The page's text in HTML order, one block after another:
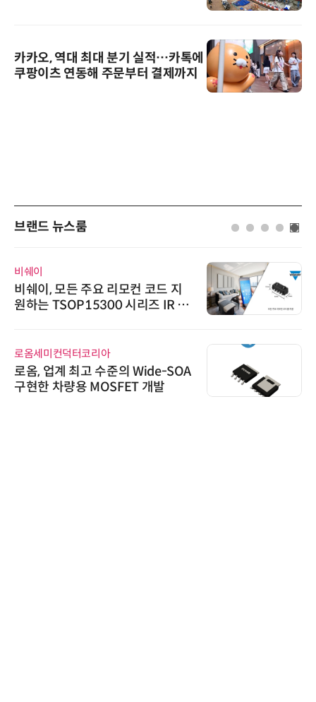
카카오, 역대 최대 분기 실적…카톡에
쿠팡이츠 연동해 주문부터 결제까지
브랜드 뉴스룸
비쉐이
비쉐이, 모든 주요 리모컨 코드 지
원하는 TSOP15300 시리즈 IR 수
로옴세미컨덕터코리아
로옴, 업계 최고 수준의 Wide-SOA
구현한 차량용 MOSFET 개발